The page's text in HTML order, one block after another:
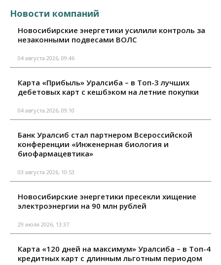
Новости компаний
Новосибирские энергетики усилили контроль за
незаконными подвесами ВОЛС
04 августа 2026, 09:46
Карта «Прибыль» Уралсиба – в Топ-3 лучших
дебетовых карт с кешбэком на летние покупки
04 августа 2026, 09:10
Банк Уралсиб стал партнером Всероссийской
конференции «Инженерная биология и
биофармацевтика»
03 августа 2026, 10:53
Новосибирские энергетики пресекли хищение
электроэнергии на 90 млн рублей
29 июля 2026, 13:37
Карта «120 дней на максимум» Уралсиба – в Топ-4
кредитных карт с длинным льготным периодом